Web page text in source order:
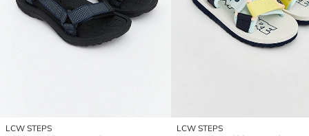
LCW STEPS
LCW STEPS